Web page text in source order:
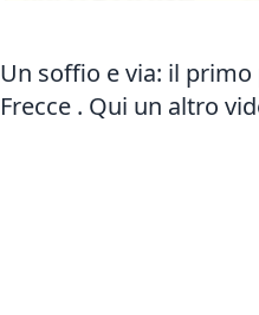
Un soffio e via: il
Frecce . Qui un altro